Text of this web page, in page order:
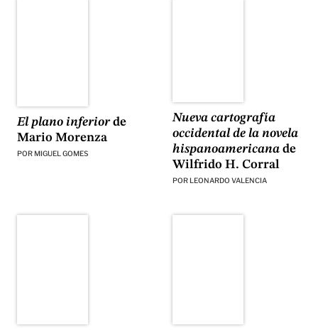
El plano inferiorde
Mario Morenza
POR MIGUEL GOMES
Nueva cartografía
occidental de la novela
hispanoamericanade
Wilfrido H. Corral
POR LEONARDO VALENCIA